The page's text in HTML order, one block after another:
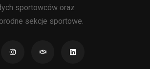
sportowców oraz
sekcje sportowe.